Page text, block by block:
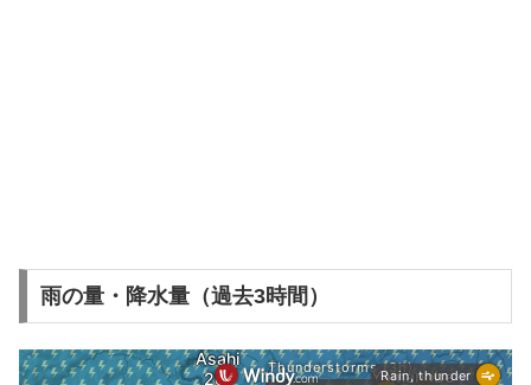
雨の量・降水量（過去3時間）